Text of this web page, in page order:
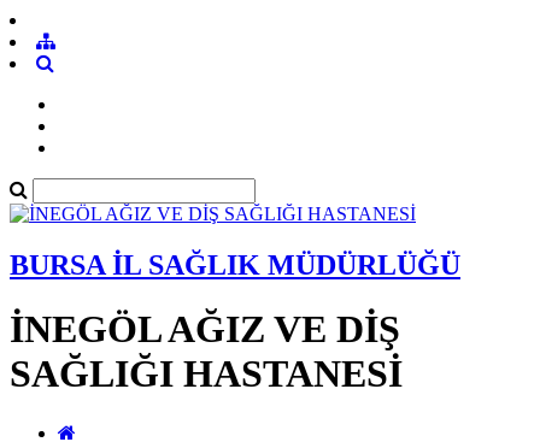
BURSA İL SAĞLIK MÜDÜRLÜĞÜ
İNEGÖL AĞIZ VE DİŞ
SAĞLIĞI HASTANESİ